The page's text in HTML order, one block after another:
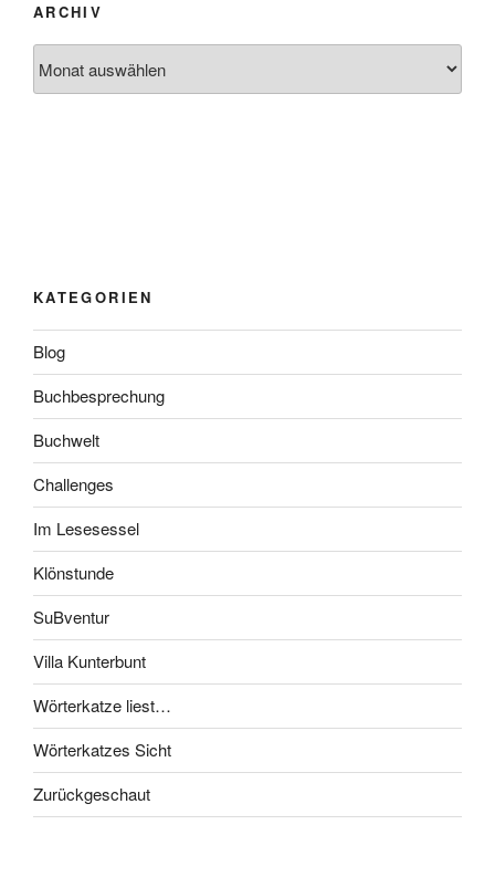
ARCHIV
KATEGORIEN
Blog
Buchbesprechung
Buchwelt
Challenges
Im Lesesessel
Klönstunde
SuBventur
Villa Kunterbunt
Wörterkatze liest…
Wörterkatzes Sicht
Zurückgeschaut